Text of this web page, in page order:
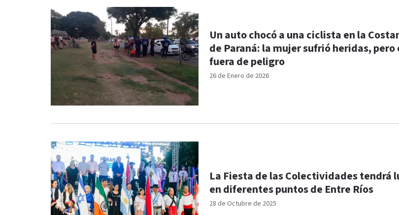
26 de Enero de 2026
Un auto chocó a una ciclista en la
de Paraná: la mujer sufrió heridas, pero
fuera de peligro
28 de Octubre de 2025
La Fiesta de las Colectividades tendrá
en diferentes puntos de Entre Ríos